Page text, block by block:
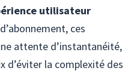
utilisateur
ces
attente d’instantanéité,
d’éviter la complexité des